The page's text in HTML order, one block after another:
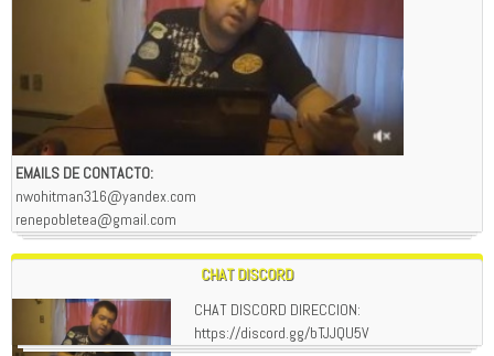
EMAILS DE CONTACTO:
nwohitman316@yandex.com
renepobletea@gmail.com
CHAT DISCORD
CHAT DISCORD DIRECCION:
https://discord.gg/bTJJQU5V